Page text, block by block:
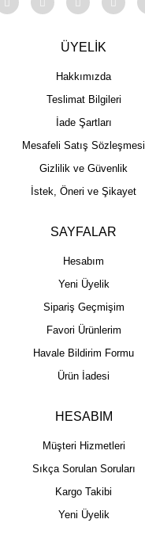
ÜYELİK
Hakkımızda
Teslimat Bilgileri
İade Şartları
Mesafeli Satış Sözleşmesi
Gizlilik ve Güvenlik
İstek, Öneri ve Şikayet
SAYFALAR
Hesabım
Yeni Üyelik
Sipariş Geçmişim
Favori Ürünlerim
Havale Bildirim Formu
Ürün İadesi
HESABIM
Müşteri Hizmetleri
Sıkça Sorulan Soruları
Kargo Takibi
Yeni Üyelik